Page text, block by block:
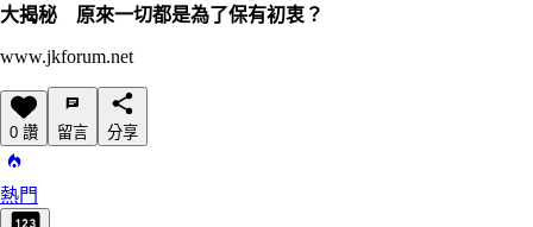
大揭秘 原來一切都是為了保有初衷？
www.jkforum.net
0 讚 留言 分享
熱門